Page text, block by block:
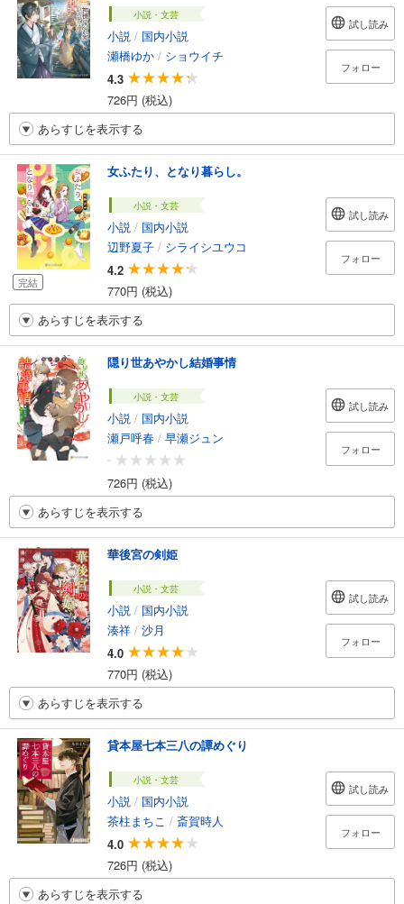
小説・文芸
小説 / 国内小説
瀬橋ゆか / ショウイチ
4.3
726円 (税込)
試し読み
フォロー
あらすじを表示する
完結
女ふたり、となり暮らし。
小説・文芸
小説 / 国内小説
辺野夏子 / シライシユウコ
4.2
770円 (税込)
試し読み
フォロー
あらすじを表示する
隠り世あやかし結婚事情
小説・文芸
小説 / 国内小説
瀬戸呼春 / 早瀬ジュン
-
726円 (税込)
試し読み
フォロー
あらすじを表示する
華後宮の剣姫
小説・文芸
小説 / 国内小説
湊祥 / 沙月
4.0
770円 (税込)
試し読み
フォロー
あらすじを表示する
貸本屋七本三八の譚めぐり
小説・文芸
小説 / 国内小説
茶柱まちこ / 斎賀時人
4.0
726円 (税込)
試し読み
フォロー
あらすじを表示する